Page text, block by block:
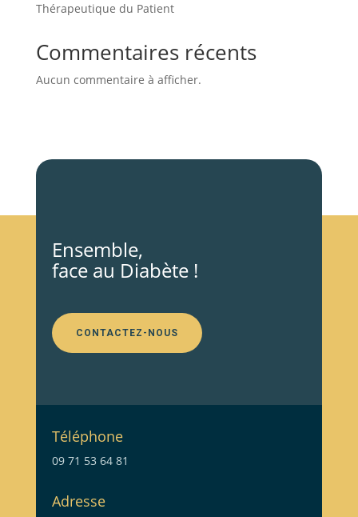
Thérapeutique du Patient
Commentaires récents
Aucun commentaire à afficher.
Ensemble,
face au Diabète !
CONTACTEZ-NOUS
Téléphone
09 71 53 64 81
Adresse